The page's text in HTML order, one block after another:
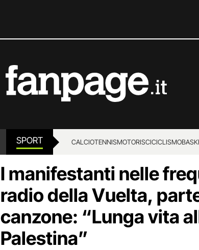
SPORT CALCIOTENNISMOTORISCICICLISMO
I manifestanti nelle
radio della Vuelta,
canzone: “Lunga vita
Palestina”